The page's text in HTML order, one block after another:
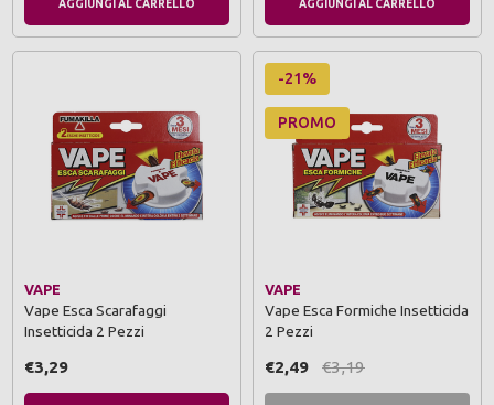
AGGIUNGI AL CARRELLO AGGIUNGI AL CARRELLO
VAPE
Vape Esca Scarafaggi
Insetticida 2 Pezzi
€3,29
-21%
PROMO
VAPE
Vape Esca Formiche Insetticida
2 Pezzi
€2,49 €3,19